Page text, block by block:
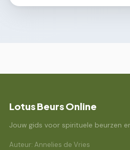
Lotus Beurs Online
Jouw gids voor spirituele beurzen
Auteur: Annelies de Vries